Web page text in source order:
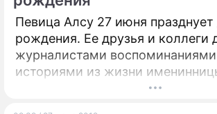
Певица Алсу 27 июня празднует
рождения. Ее друзья и коллеги
журналистами
историями из жизни
зрители, как выяснилось, не